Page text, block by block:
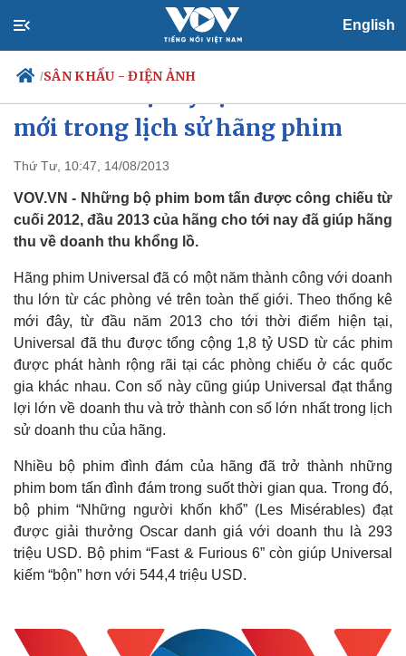
English
/SÂN KHẤU - ĐIỆN ẢNH
Chính trị
Đảng
Tổ chức nhân sự
Quốc hội
Tin 24h
Dự báo thời tiết
Việc làm
Biển đảo
mới trong lịch sử hãng phim
Thứ Tư, 10:47, 14/08/2013
VOV.VN - Những bộ phim bom tấn được công chiếu từ
cuối 2012, đầu 2013 của hãng cho tới nay đã giúp hãng
thu về doanh thu khổng lồ.
Hãng phim Universal đã có một năm thành công với doanh
thu lớn từ các phòng vé trên toàn thế giới. Theo thống kê
mới đây, từ đầu năm 2013 cho tới thời điểm hiện tại,
Universal đã thu được tổng cộng 1,8 tỷ USD từ các phim
được phát hành rộng rãi tại các phòng chiếu ở các quốc
gia khác nhau. Con số này cũng giúp Universal đạt thắng
lợi lớn về doanh thu và trở thành con số lớn nhất trong lịch
sử doanh thu của hãng.
Nhiều bộ phim đình đám của hãng đã trở thành những
phim bom tấn đình đám trong suốt thời gian qua. Trong đó,
bộ phim “Những người khốn khổ” (Les Misérables) đạt
được giải thưởng Oscar danh giá với doanh thu là 293
triệu USD. Bộ phim “Fast & Furious 6” còn giúp Universal
kiếm “bộn” hơn với 544,4 triệu USD.